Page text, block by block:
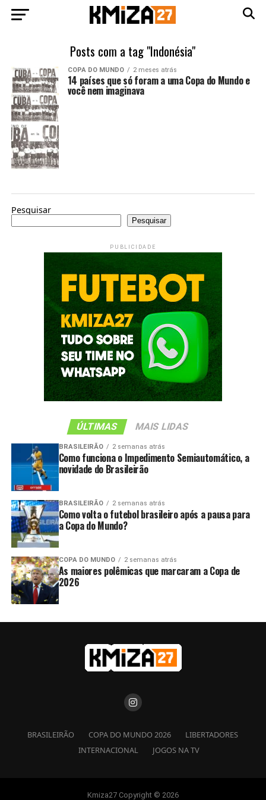
Posts com a tag "Indonésia"
COPA DO MUNDO 2 meses atrás
14 países que só foram a uma Copa do Mundo e
você nem imaginava
Pesquisar
Pesquisar
PUBLICIDADE
ÚLTIMAS MAIS LIDAS
BRASILEIRÃO 2 semanas atrás
Como funciona o Impedimento Semiautomático, a
novidade do Brasileirão
BRASILEIRÃO 2 semanas atrás
Como volta o futebol brasileiro após a pausa para
a Copa do Mundo?
COPA DO MUNDO 2 semanas atrás
As maiores polêmicas que marcaram a Copa de
2026
BRASILEIRÃO COPA DO MUNDO 2026
LIBERTADORES
INTERNACIONAL
JOGOS NA TV
Kmiza27 Copyright © 2026